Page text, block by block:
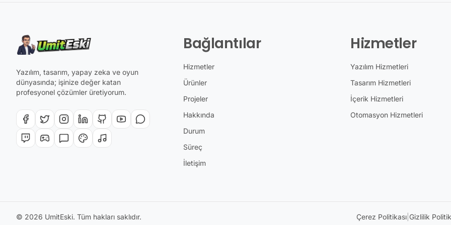
Yazılım, tasarım, yapay zeka ve oyun
dünyasında; işinize değer katan
profesyonel çözümler üretiyorum.
Bağlantılar
Hizmetler
Ürünler
Projeler
Hakkında
Durum
Süreç
İletişim
Hizmetler
Yazılım Hizmetleri
Tasarım Hizmetleri
İçerik Hizmetleri
Otomasyon Hizmetleri
© 2026 UmitEski. Tüm hakları saklıdır. Çerez Politikası Gizlilik